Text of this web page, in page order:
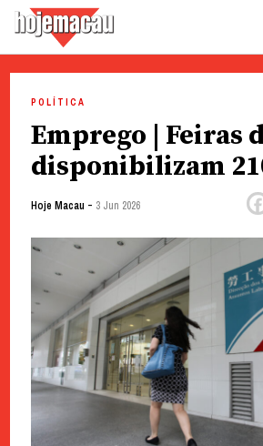
content
POLÍTICA
Emprego | Feiras
disponibilizam
Hoje Macau - 3 Jun 2026